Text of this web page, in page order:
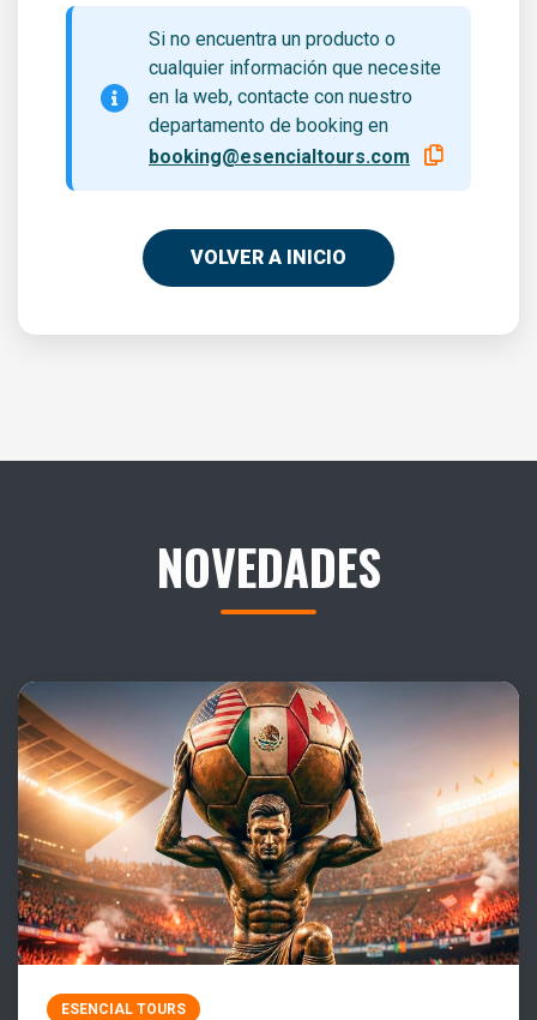
Si no encuentra un producto o
cualquier información que necesite
en la web, contacte con nuestro
departamento de booking en
booking@esencialtours.com
VOLVER A INICIO
NOVEDADES
ESENCIAL TOURS